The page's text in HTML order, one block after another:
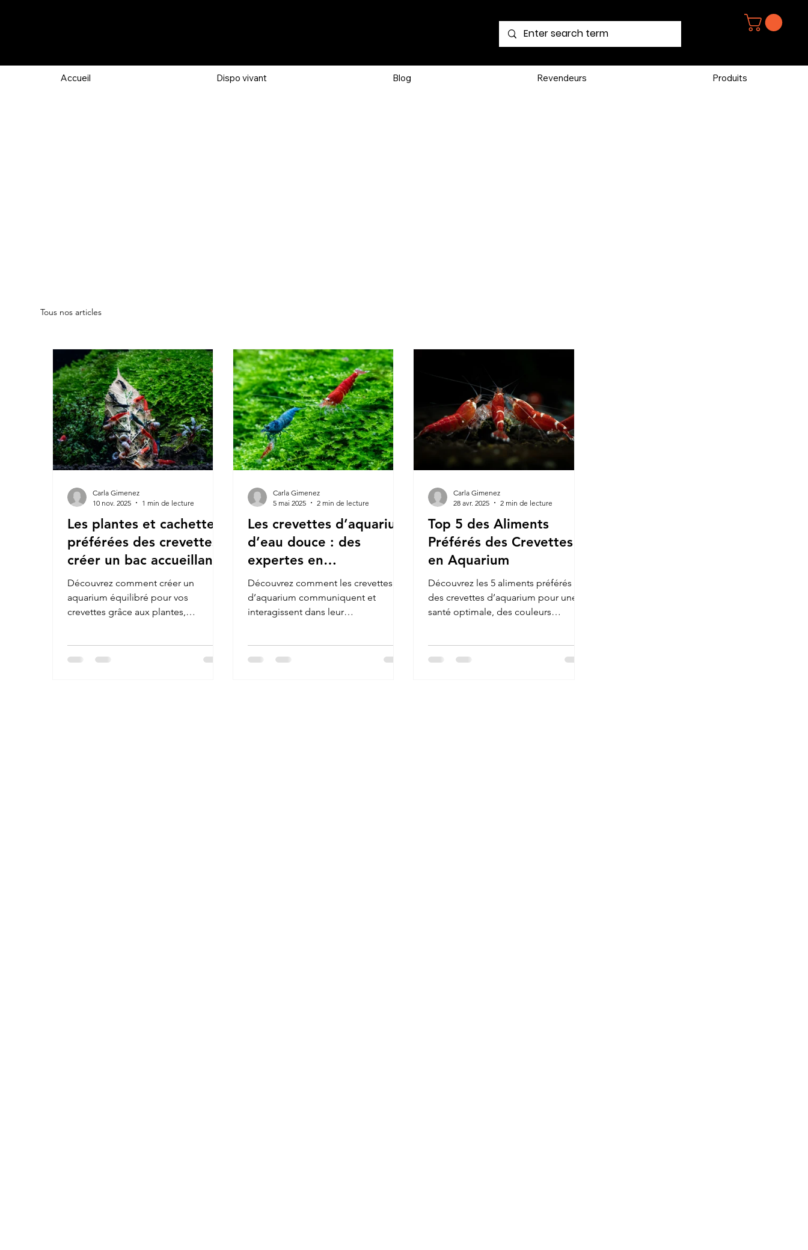
Accueil Dispo vivant Blog Revendeurs Produits
Tous nos articles
Les plantes et cachettes
préférées des crevettes :
créer un bac accueillant
et équilibré
Découvrez comment créer un
aquarium équilibré pour vos
crevettes grâce aux plantes,
santé globale de l’écosystème
Carla Gimenez
10 nov. 2025
1 min de lecture
Les crevettes d’aquarium
d’eau douce : des
expertes en
communication !
Découvrez comment les crevettes
d’aquarium communiquent et
interagissent dans leur
Carla Gimenez
5 mai 2025
2 min de lecture
Top 5 des Aliments
Préférés des Crevettes
en Aquarium
Découvrez les 5 aliments préférés
des crevettes d’aquarium pour une
santé optimale, des couleurs
Carla Gimenez
28 avr. 2025
2 min de lecture